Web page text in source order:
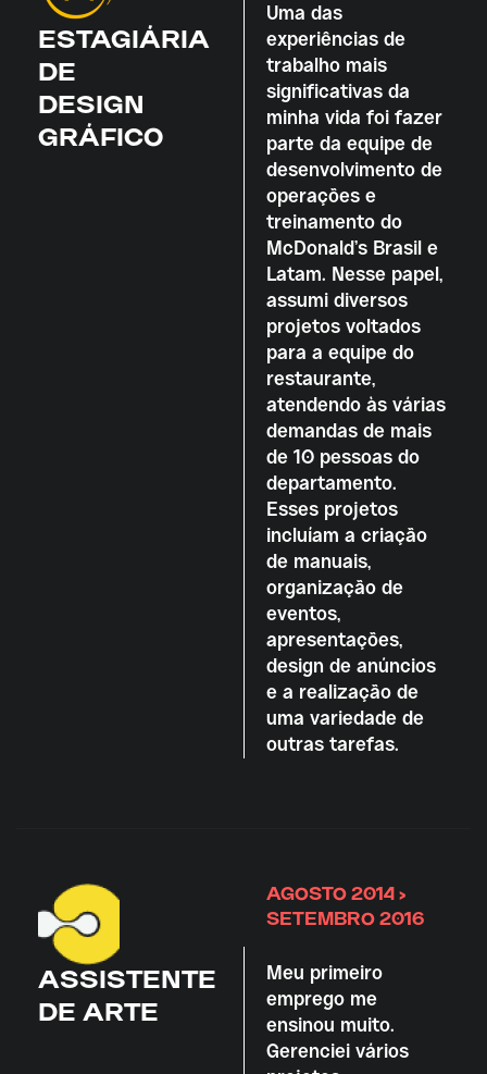
ESTAGIÁRIA
DE
DESIGN
GRÁFICO
Uma das
experiências de
trabalho mais
significativas da
minha vida foi fazer
parte da equipe de
desenvolvimento de
operações e
treinamento do
McDonald’s Brasil e
Latam. Nesse papel,
assumi diversos
projetos voltados
para a equipe do
restaurante,
atendendo às várias
demandas de mais
de 10 pessoas do
departamento.
Esses projetos
incluíam a criação
de manuais,
organização de
eventos,
apresentações,
design de anúncios
e a realização de
uma variedade de
outras tarefas.
ASSISTENTE
DE ARTE
AGOSTO 2014 >
SETEMBRO 2016
Meu primeiro
emprego me
ensinou muito.
Gerenciei vários